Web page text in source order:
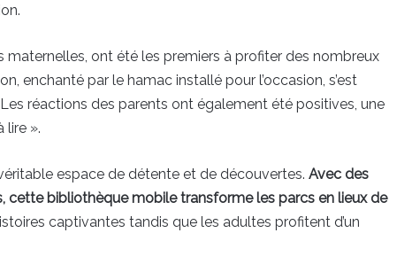
ont été les premiers à profiter des nombreux
enchanté par le hamac installé pour l’occasion, s’est
réactions des parents ont également été positives, une
lire ».
espace de détente et de découvertes. Avec des
cette bibliothèque mobile transforme les parcs en lieux de
captivantes tandis que les adultes profitent d’un